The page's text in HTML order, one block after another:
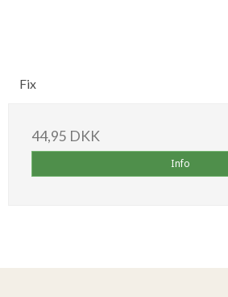
Fix
44,95 DKK
Info